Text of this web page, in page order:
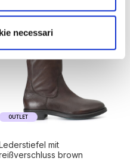
necessari
OUTLET
mit
brown